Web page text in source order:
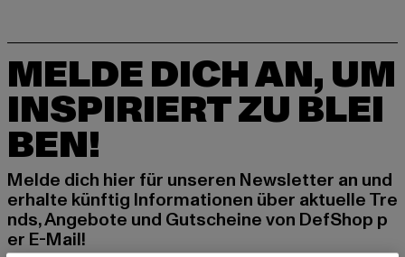
MELDE DICH AN, UM
INSPIRIERT ZU BLEI
BEN!
Melde dich hier für unseren Newsletter an und
erhalte künftig Informationen über aktuelle Tre
nds, Angebote und Gutscheine von DefShop p
er E-Mail!